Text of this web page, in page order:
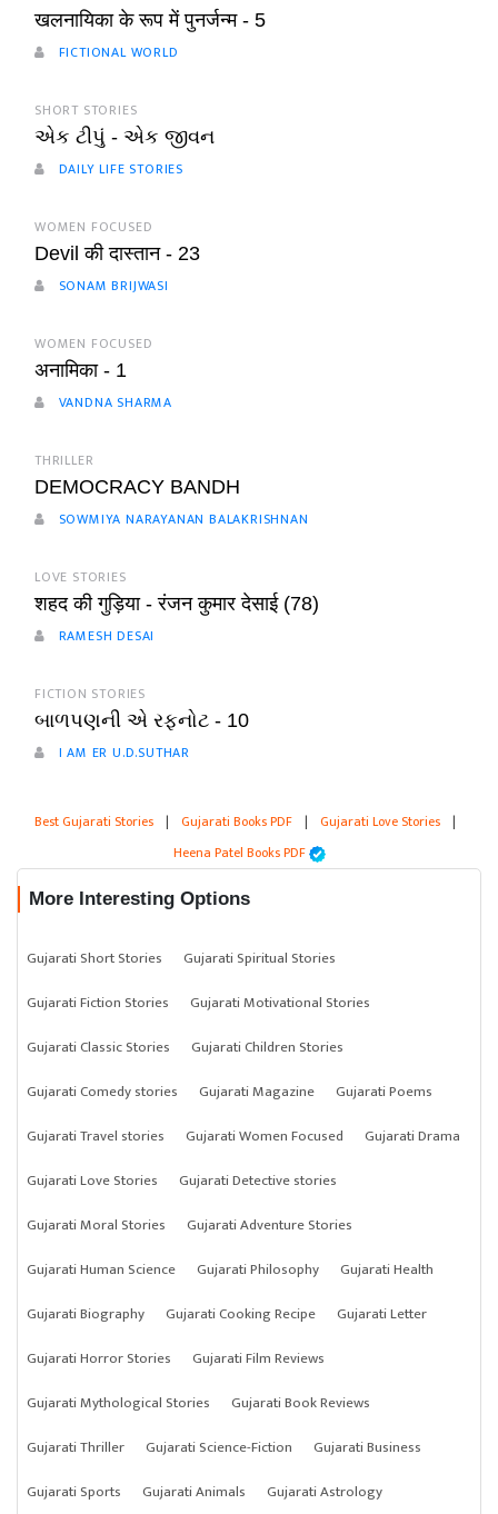
खलनायिका के रूप में पुनर्जन्म - 5
FICTIONAL WORLD
SHORT STORIES
એક ટીપું - એક જીવન
DAILY LIFE STORIES
WOMEN FOCUSED
Devil की दास्तान - 23
SONAM BRIJWASI
WOMEN FOCUSED
अनामिका - 1
VANDNA SHARMA
THRILLER
DEMOCRACY BANDH
SOWMIYA NARAYANAN BALAKRISHNAN
LOVE STORIES
शहद की गुड़िया - रंजन कुमार देसाई (78)
RAMESH DESAI
FICTION STORIES
બાળપણની એ રફનોટ - 10
I AM ER U.D.SUTHAR
Best Gujarati Stories | Gujarati Books PDF | Gujarati Love Stories |
Heena Patel Books PDF
More Interesting Options
Gujarati Short Stories
Gujarati Spiritual Stories
Gujarati Fiction Stories
Gujarati Motivational Stories
Gujarati Classic Stories
Gujarati Children Stories
Gujarati Comedy stories
Gujarati Magazine
Gujarati Poems
Gujarati Travel stories
Gujarati Women Focused
Gujarati Drama
Gujarati Love Stories
Gujarati Detective stories
Gujarati Moral Stories
Gujarati Adventure Stories
Gujarati Human Science
Gujarati Philosophy
Gujarati Health
Gujarati Biography
Gujarati Cooking Recipe
Gujarati Letter
Gujarati Horror Stories
Gujarati Film Reviews
Gujarati Mythological Stories
Gujarati Book Reviews
Gujarati Thriller
Gujarati Science-Fiction
Gujarati Business
Gujarati Sports
Gujarati Animals
Gujarati Astrology